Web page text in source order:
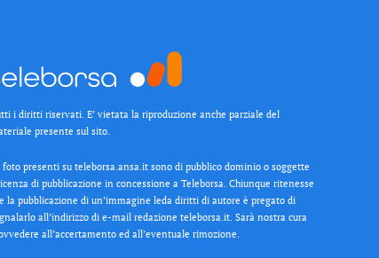
i diritti riservati. E’ vietata la riproduzione anche parziale del
presente sul sito.
foto presenti su teleborsa.ansa.it sono di pubblico dominio o soggette
di pubblicazione in concessione a Teleborsa. Chiunque ritenesse
la pubblicazione di un’immagine leda diritti di autore è pregato di
all’indirizzo di e-mail redazione teleborsa.it. Sarà nostra cura
all’accertamento ed all’eventuale rimozione.